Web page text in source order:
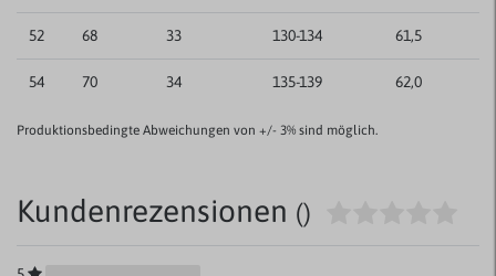
52 68 33 130-134 61,5
54 70 34 135-139 62,0
Produktionsbedingte Abweichungen von +/- 3% sind möglich.
Kundenrezensionen ()